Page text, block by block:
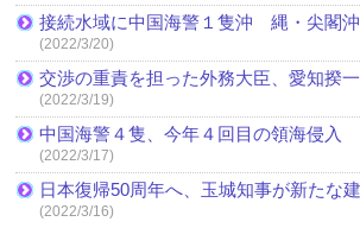
接続水域に中国海警１隻沖 縄・尖閣沖
(2022/3/20)
交渉の重責を担った外務大臣、愛知揆
(2022/3/19)
中国海警４隻、今年４回目の領海侵入
(2022/3/17)
日本復帰50周年へ、玉城知事が新たな
(2022/3/16)